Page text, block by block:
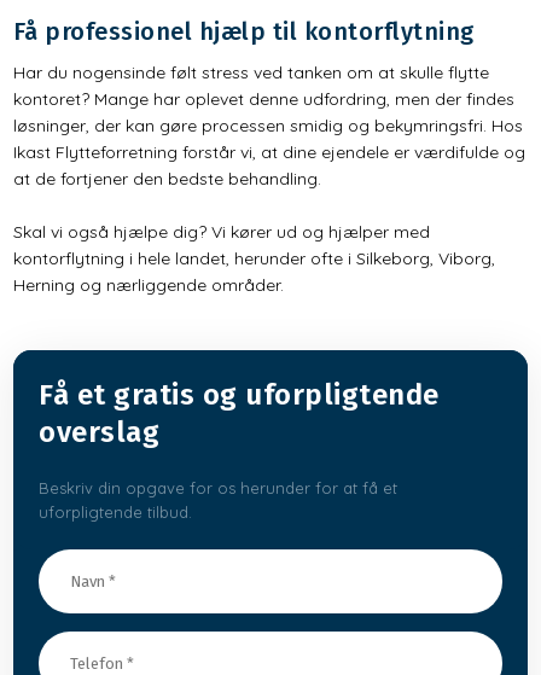
​Få professionel hjælp til kontorflytning
Har du nogensinde følt stress ved tanken om at skulle flytte
kontoret? Mange har oplevet denne udfordring, men der findes
løsninger, der kan gøre processen smidig og bekymringsfri. Hos
Ikast Flytteforretning forstår vi, at dine ejendele er værdifulde og
at de fortjener den bedste behandling.
Skal vi også hjælpe dig? Vi kører ud og hjælper med
kontorflytning i hele landet, herunder ofte i Silkeborg, Viborg,
Herning og nærliggende områder.
Få​ et gratis og uforpligtende
overslag
Beskriv din opgave for os herunder for at få et
uforpligtende tilbud.